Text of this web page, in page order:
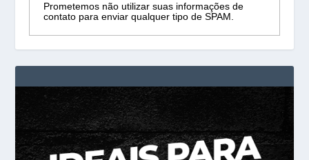
Prometemos não utilizar suas informações de
contato para enviar qualquer tipo de SPAM.